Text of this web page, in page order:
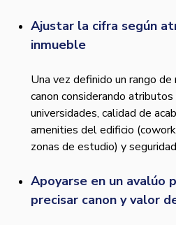
Ajustar la cifra según
inmueble
Una vez definido un rango
canon considerando atributos
universidades, calidad de
amenities del edificio
zonas de estudio) y
Apoyarse en un avalúo
precisar canon y valor